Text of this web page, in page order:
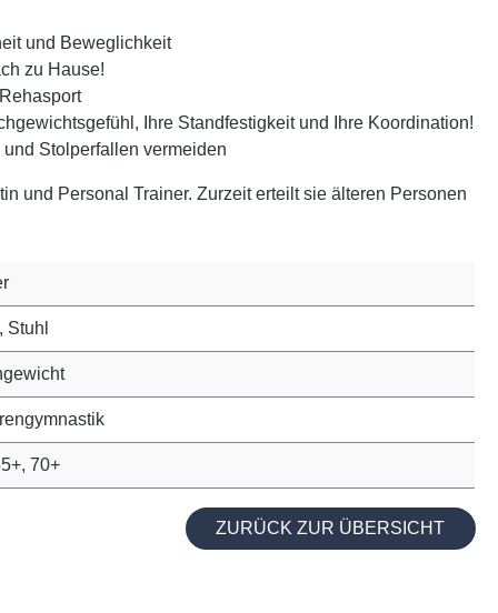
und Beweglichkeit
zu Hause!
Ihre Standfestigkeit und Ihre Koordination!
Stolperfallen vermeiden
und Personal Trainer. Zurzeit erteilt sie älteren Personen
Stuhl
70+
ZURÜCK ZUR ÜBERSICHT